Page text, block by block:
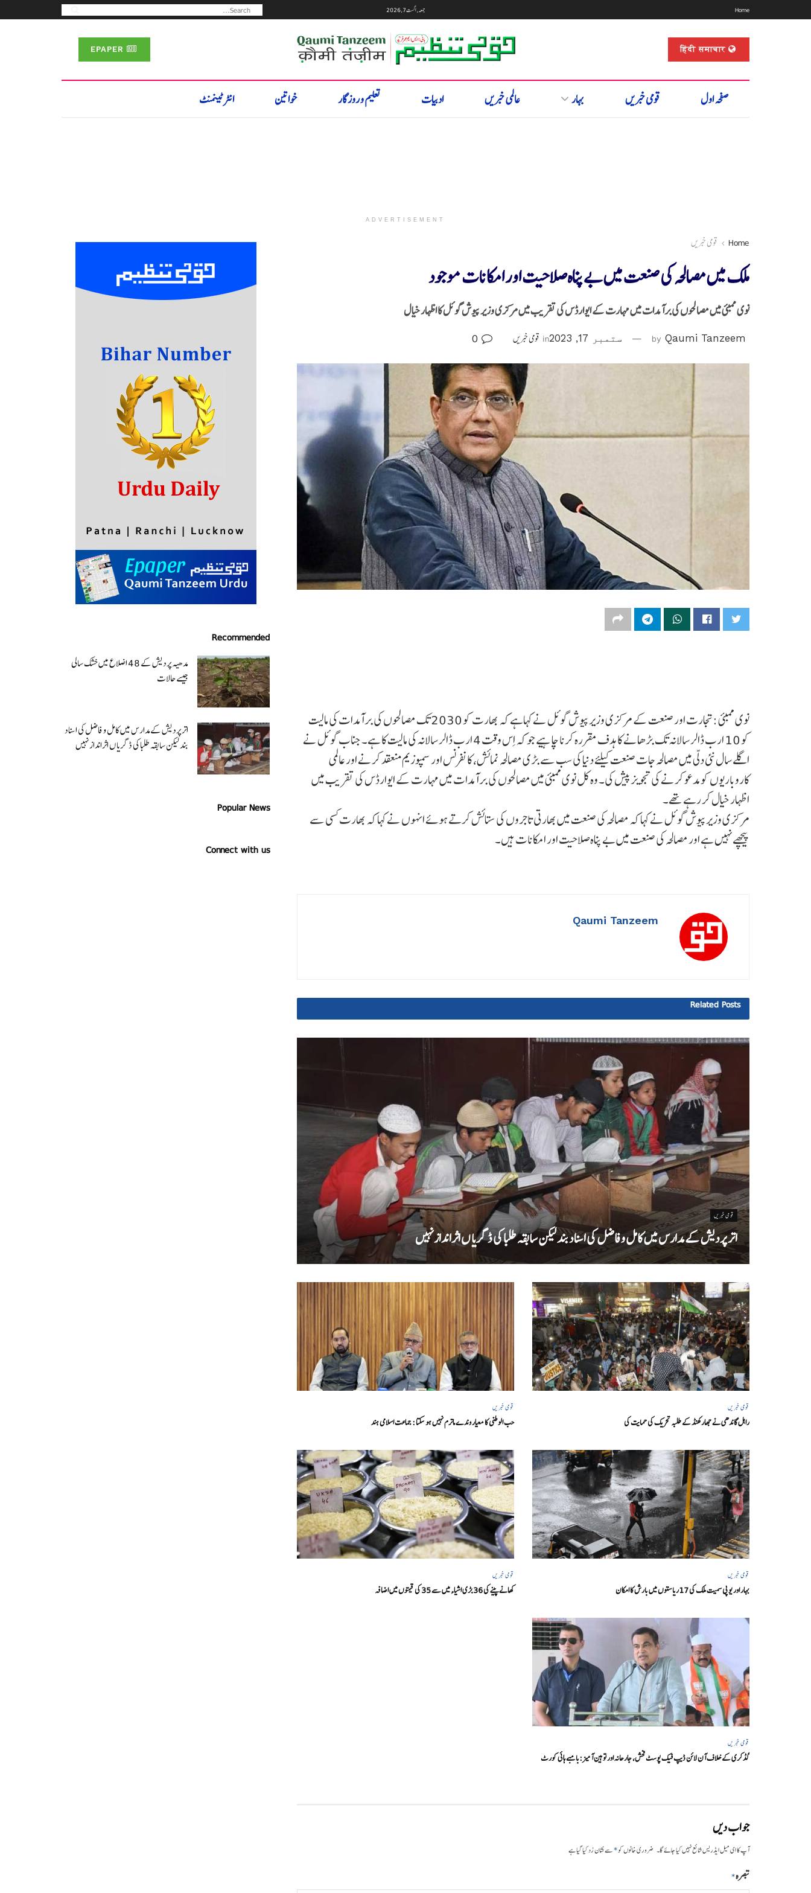
Home جمعہ, اگست 7, 2026
हिंदी समाचार
صفحہ اول قومی خبریں بہار عالمی خبریں ادبیات تعلیم و روزگار خواتین انٹرٹینمنٹ
ADVERTISEMENT
Home قومی خبریں
ملک میں مصالحہ کی صنعت میں بے پناہ صلاحیت اور امکانات موجود
نوی ممبئی میں مصالحوں کی برآمدات میں مہارت کے ایوارڈس کی تقریب میں مرکزی وزیر پیوش گوئل کا اظہار خیال
by Qaumi Tanzeem ستمبر 17, 2023 in قومی خبریں
نوی ممبئی :تجارت اور صنعت کے مرکزی وزیر پیوش گوئل نے کہاہے کہ بھارت کو 2030 تک مصالحوں کی برآمدات کی مالیت
کو 10 ارب ڈالر سالانہ تک بڑھانے کا ہدف مقررہ کرنا چاہیے جو کہ اِس وقت 4 ارب ڈالر سالانہ کی مالیت کا ہے۔ جناب گوئل نے
اگلے سال نئی دلّی میں مصالحہ جات صنعت کیلئے دنیا کی سب سے بڑی مصالحہ نمائش، کانفرنس اور سمپوزیم منعقد کرنے اور عالمی
کاروباریوں کو مدعو کرنے کی تجویز پیش کی۔ وہ کل نوی ممبئی میں مصالحوں کی برآمدات میں مہارت کے ایوارڈس کی تقریب میں
اظہار خیال کر رہے تھے۔
مرکزی وزیر پیوش گوئل نے کہا کہ مصالحہ کی صنعت میں بھارتی تاجروں کی ستائش کرتے ہوئے انہوں نے کہا کہ بھارت کسی سے
پیچھے نہیں ہے اور مصالحہ کی صنعت میں بے پناہ صلاحیت اور امکانات ہیں۔
Qaumi Tanzeem
Related Posts
قومی خبریں
اتر پردیش کےمدارس میں کامل و فاضل کی اسناد بند لیکن سابقہ طلبا کی ڈگریا ں اثرانداز نہیں
قومی خبریں
راہل گاندھی نے جھارکھنڈ کے طلبہ تحریک کی حمایت کی
قومی خبریں
حب الوطنی کا معیار وندے ماترم نہیں ہو سکتا : جماعت اسلامی ہند
قومی خبریں
بہار اور یو پی سمیت ملک کی 17ریاستوں میں بارش کا امکان
قومی خبریں
کھانے پینے کی 36 بڑی اشیاء میں سے 35 کی قیمتوں میں اضافہ
قومی خبریں
گڈکری کے خلاف آن لائن ڈیپ فیک پوسٹ فحش، جارحانہ اور توہین آمیز:بامبے ہائی کورٹ
جواب دیں
آپ کا ای میل ایڈریس شائع نہیں کیا جائے گا۔ ضروری خانوں کو*سے نشان زد کیا گیا ہے
تبصرہ*
Recommended
مدھیہ پردیش کے 48 اضلاع میں خشک سالی
جیسے حالات
اتر پردیش کےمدارس میں کامل و فاضل کی اسناد
بند لیکن سابقہ طلبا کی ڈگریا ں اثرانداز نہیں
Popular News
Connect with us